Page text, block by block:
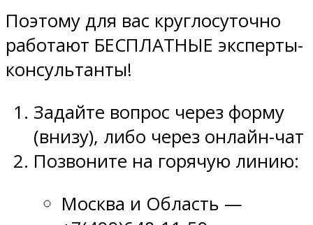
Поэтому для вас круглосуточно
работают БЕСПЛАТНЫЕ эксперты-
консультанты!
Задайте вопрос через форму
(внизу), либо через онлайн-чат
Позвоните на горячую линию:
Москва и Область —